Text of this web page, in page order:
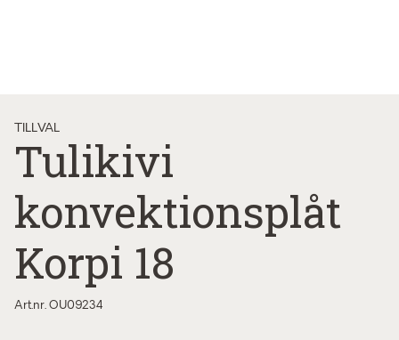
TILLVAL
Tulikivi
konvektionsplåt
Korpi 18
Art.nr. OU09234